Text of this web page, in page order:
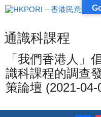
跳
至
容通識科課程
「我們香港人」
識科課程的調查
策論壇 (2021-04-